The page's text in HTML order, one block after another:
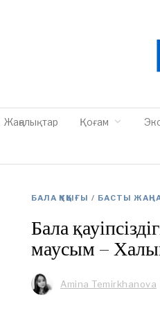
Жаңалықтар Қоғам
БАЛА ҚҰҚЫҒЫ / БАСТЫ
Бала
маусым –
Amina Temirkhanova